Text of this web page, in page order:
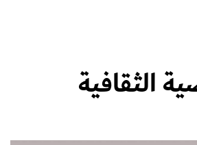
الثقافية